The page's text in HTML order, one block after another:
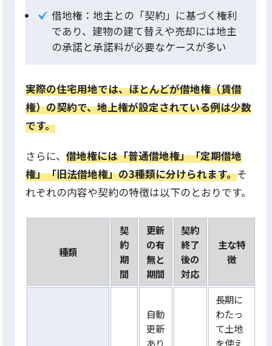
借地権：地主との「契約」に基づく権利
であり、建物の建て替えや売却には地主
の承諾と承諾料が必要なケースが多い
実際の住宅用地では、ほとんどが借地権（賃借
権）の契約で、地上権が設定されている例は少数
です。
さらに、 借地権には「普通借地権」「定期借地
権」「旧法借地権」の3種類に分けられます。そ
れぞれの内容や契約の特徴は以下のとおりです。
種類
契
約
期
間
更新
の有
無と
期間
契約
終了
後の
対応
主な特
徴
自動
更新
あり
長期に
わたっ
て土地
を使え